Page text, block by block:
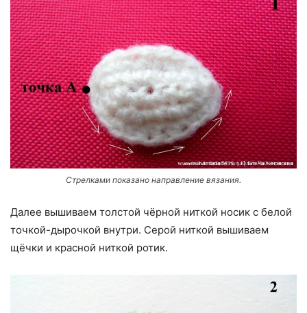
Стрелками показано направление вязания.
Далее вышиваем толстой чёрной ниткой носик с белой
точкой-дырочкой внутри. Серой ниткой вышиваем
щёчки и красной ниткой ротик.